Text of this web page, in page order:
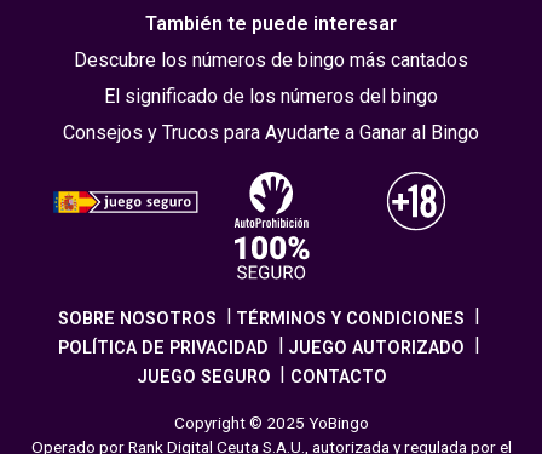
También te puede interesar
Descubre los números de bingo más cantados
El significado de los números del bingo
Consejos y Trucos para Ayudarte a Ganar al Bingo
SOBRE NOSOTROS
TÉRMINOS Y CONDICIONES
POLÍTICA DE PRIVACIDAD
JUEGO AUTORIZADO
JUEGO SEGURO
CONTACTO
Copyright © 2025 YoBingo
Operado por Rank Digital Ceuta S.A.U., autorizada y regulada por el